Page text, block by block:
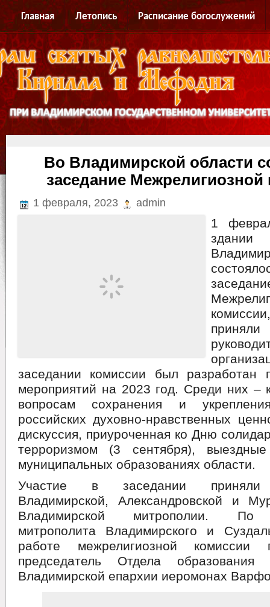
Главная Летопись Расписание богослужений
Во Владимирской области
заседание Межрелигиозной
1 февраля, 2023 admin
1
здании
заседании комиссии был разработан
мероприятий на 2023 год. Среди них –
вопросам сохранения и
российских духовно-нравственных
дискуссия, приуроченная ко Дню
терроризмом (3 сентября),
муниципальных образованиях области.
Участие в заседании приняли
Владимирской, Александровской и
Владимирской митрополии. По
митрополита Владимирского и
работе межрелигиозной комиссии
председатель Отдела
Владимирской епархии иеромонах